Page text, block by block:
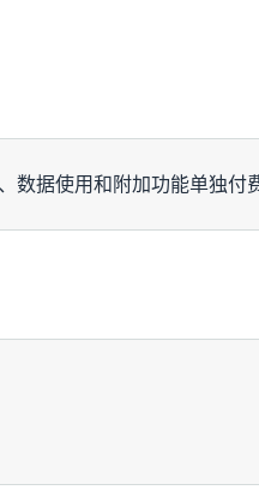
据使用和附加功能单独付
费用